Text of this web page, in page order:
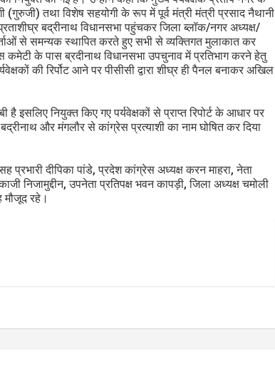
(गुरुजी) तथा विशेष सहयोगी के रूप में पूर्व मंत्री मंत्री प्रसाद नैथानी
बद्रीनाथ विधानसभा पहुंचकर जिला ब्लॉक/नगर अध्यक्ष/
से समन्यक स्थापित करते हुए सभी से व्यक्तिगत मुलाकात कर
के पास ब्रदीनाथ विधानसभा उपचुनाव में प्रतिभाग करने हेतु
की रिर्पोट आने पर पीसीसी द्वारा शीघ्र ही पैनल बनाकर अखिल
इसलिए नियुक्त किए गए पर्यवेक्षकों से प्राप्त रिपोर्ट के आधार पर
और मंगलौर से कांग्रेस प्रत्याशी का नाम घोषित कर दिया
दीपिका पांडे, प्रदेश कांग्रेस अध्यक्ष करन माहरा, नेता
निजामुद्दीन, उपनेता प्रतिपक्ष भवन कापड़ी, जिला अध्यक्ष चमोली
रहे।